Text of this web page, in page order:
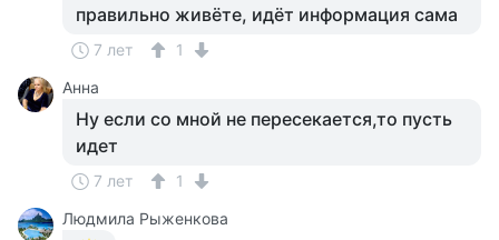
правильно живёте, идёт информация сама
7 лет
1
Анна
Ну если со мной не пересекается,то пусть
идет
7 лет
1
Людмила Рыженкова